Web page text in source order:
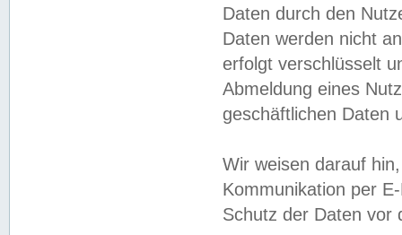
Daten durch den
Daten werden nicht
erfolgt verschlüsselt
Abmeldung eines
geschäftlichen Daten
Wir weisen darauf
Kommunikation per
Schutz der Daten vor